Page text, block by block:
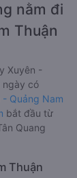
nằm đi
Thuận
Xuyên -
ngày có
Quảng Nam
bắt đầu từ
Quang
Thuận